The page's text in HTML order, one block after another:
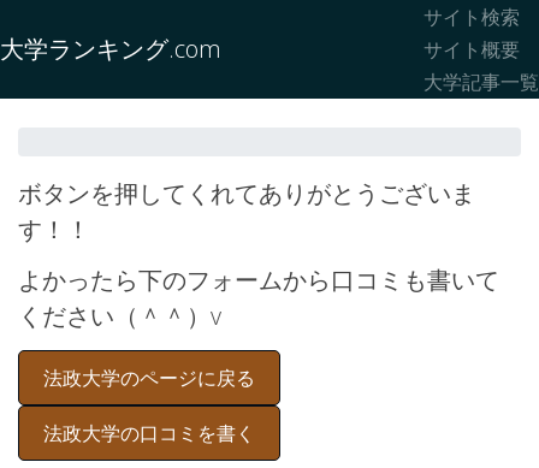
大学ランキング.com
サイト検索
サイト概要
大学記事一覧
ボタンを押してくれてありがとうございま
す！！
よかったら下のフォームから口コミも書いて
ください（＾＾）v
法政大学のページに戻る
法政大学の口コミを書く